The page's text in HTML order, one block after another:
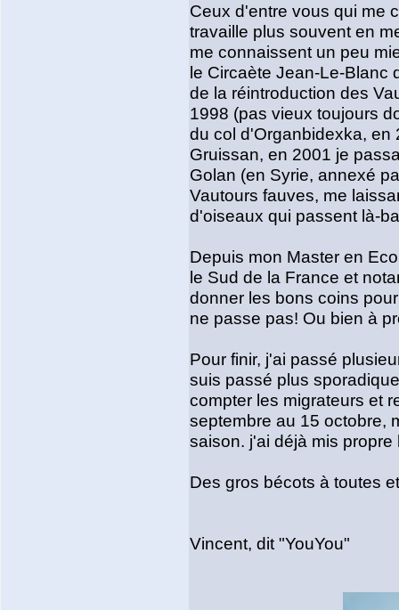
Ceux d'entre vous qui me
travaille plus souvent en
me connaissent un peu
le Circaète Jean-Le-Blanc
de la réintroduction des
1998 (pas vieux toujours
du col d'Organbidexka, en
Gruissan, en 2001 je
Golan (en Syrie, annexé
Vautours fauves, me
d'oiseaux qui passent là-
Depuis mon Master en
le Sud de la France et
donner les bons coins
ne passe pas! Ou bien à
Pour finir, j'ai passé
suis passé plus
compter les migrateurs et
septembre au 15 octobre,
saison. j'ai déjà mis
Des gros bécots à toutes
Vincent, dit "YouYou"